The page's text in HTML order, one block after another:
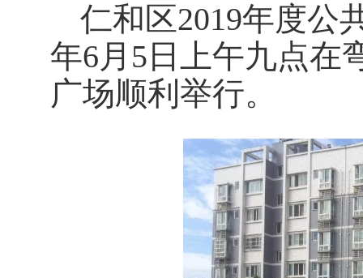
仁和区2019年度公
年6月5日上午九点在
广场顺利举行。